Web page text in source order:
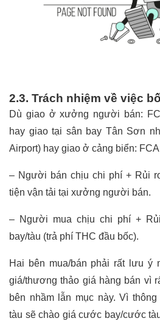
2.3. Trách nhiệm về việc
Dù giao ở xưởng người bán:
hay giao tại sân bay Tân Sơn
Airport) hay giao ở cảng biển:
– Người bán chịu chi phí + Rủi
tiện vận tải tại xưởng người bán.
– Người mua chịu chi phí +
bay/tàu (trả phí THC đầu bốc).
Hai bên mua/bán phải rất lưu ý
giá/thương thảo giá hàng bán vì
bên nhầm lẫn mục này. Vì
tàu sẽ chào giá cước bay/cước